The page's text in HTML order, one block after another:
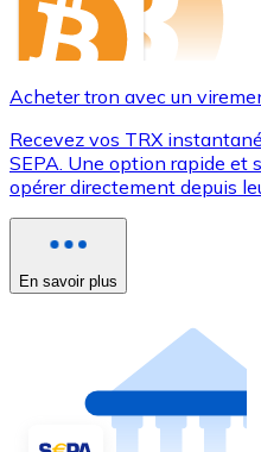
Acheter tron avec un
Recevez vos TRX
SEPA. Une option rapide et
opérer directement depuis
En savoir plus